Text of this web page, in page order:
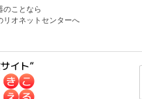
のことなら
リオネットセンターへ